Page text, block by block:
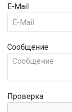
E-Mail
Сообщение
Проверка